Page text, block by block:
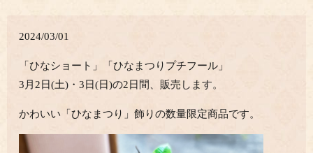
2024/03/01
「ひなショート」「ひなまつりプチフール」
3月2日(土)・3日(日)の2日間、販売します。
かわいい「ひなまつり」飾りの数量限定商品です。